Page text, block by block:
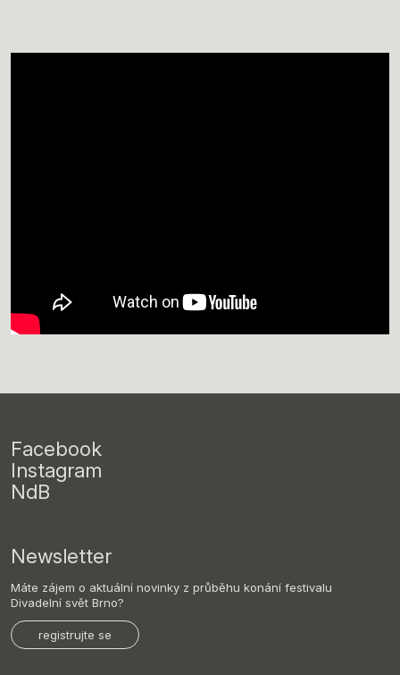
Facebook
Instagram
NdB
Newsletter
Máte zájem o aktuální novinky z průběhu konání festivalu
Divadelní svět Brno?
registrujte se